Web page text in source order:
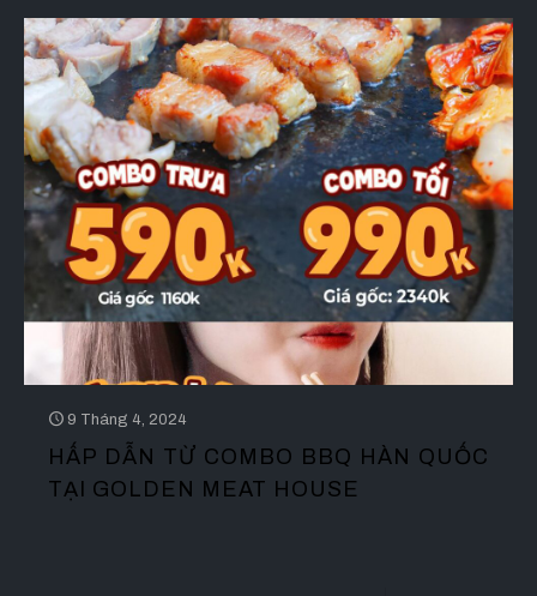
9 Tháng 4, 2024
HẤP DẪN TỪ COMBO BBQ HÀN QUỐC
TẠI GOLDEN MEAT HOUSE